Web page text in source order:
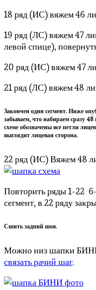
18 ряд (ИС) вяжем 46
19 ряд (ЛС) вяжем 47
левой спице),
20 ряд (ИС) вяжем 47
21 ряд (ЛС) вяжем 48
Закончен один сегмент. Ниже
забываем, что набираем сразу
схеме обозначены все петли
выглядит лицевая сторона.
22 ряд (ИС) Вяжем 48
Повторить ряды 1-22
сегмент, в 22 ряду
Сшить задний шов.
Можно низ шапки
связать рачий шаг.